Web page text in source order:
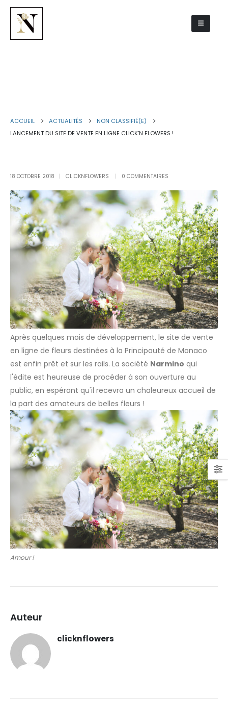
ACCUEIL ACTUALITÉS
NON CLASSIFIÉ(E)
LANCEMENT DU SITE DE VENTE EN LIGNE CLICK’N FLOWERS !
18 OCTOBRE 2018 CLICKNFLOWERS 0 COMMENTAIRES
Après quelques mois de développement, le site de vente
en ligne de fleurs destinées à la Principauté de Monaco
est enfin prêt et sur les rails. La société Narmino qui
l'édite est heureuse de procéder à son ouverture au
public, en espérant qu'il recevra un chaleureux accueil de
la part des amateurs de belles fleurs !
Amour !
Auteur
clicknflowers